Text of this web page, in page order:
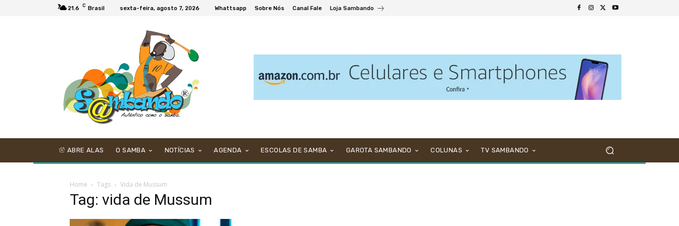
21.6 C Brasil sexta-feira, agosto 7, 2026 Whattsapp Sobre Nós Canal Fale Loja Sambando
ABRE ALAS O SAMBA NOTÍCIAS AGENDA ESCOLAS DE SAMBA GAROTA SAMBANDO COLUNAS TV SAMBANDO
Home Tags Vida de Mussum
Tag: vida de Mussum